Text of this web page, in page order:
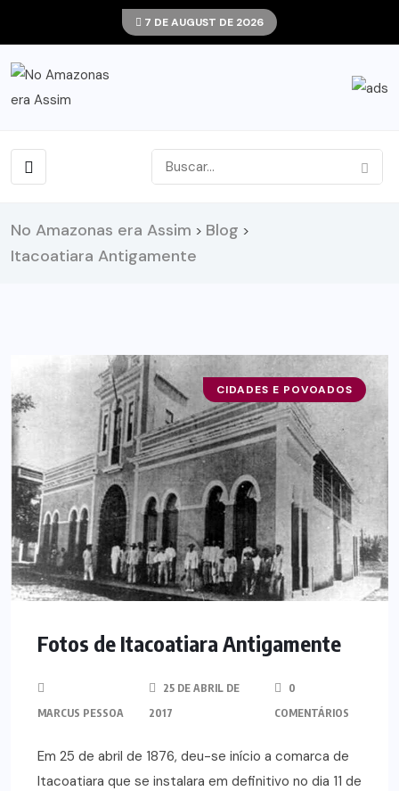
7 DE AUGUST DE 2026
No Amazonas era Assim > Blog >
Itacoatiara Antigamente
CIDADES E POVOADOS
Fotos de Itacoatiara Antigamente
MARCUS PESSOA
25 DE ABRIL DE
2017
0
COMENTÁRIOS
Em 25 de abril de 1876, deu-se início a comarca de
Itacoatiara que se instalara em definitivo no dia 11 de